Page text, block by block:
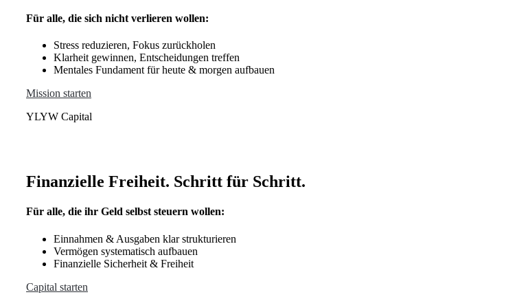
Für alle, die sich nicht verlieren wollen:
Stress reduzieren, Fokus zurückholen
Klarheit gewinnen, Entscheidungen treffen
Mentales Fundament für heute & morgen aufbauen
Mission starten
YLYW Capital
Finanzielle Freiheit. Schritt für Schritt.
Für alle, die ihr Geld selbst steuern wollen:
Einnahmen & Ausgaben klar strukturieren
Vermögen systematisch aufbauen
Finanzielle Sicherheit & Freiheit
Capital starten